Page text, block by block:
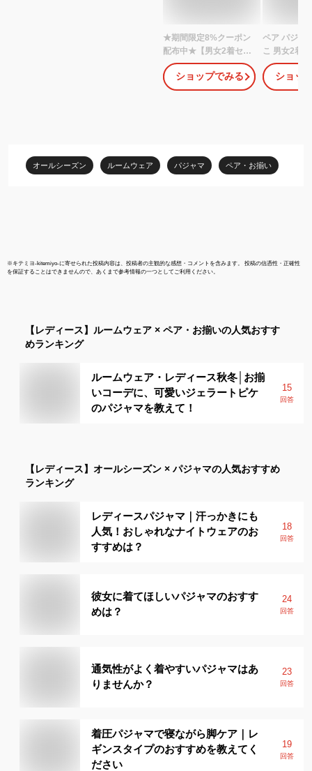
★期間限定8%クーポン
配布中★【男女2着セッ
トの価格★送料無料】
ペアパジャマ ベルベッ
ト カップル ペアルック
きい ネイビー 赤 結婚祝
い グレー 防寒 暖かい 厚
ショップでみる
ペア パジャ
こ 男女2着
プル ペア
長袖 ペアパ
モコ メンズ
フト カップ
ムウェア カ
ショッ
オールシーズン ルームウェア パジャマ ペア・お揃い
※キテミヨ-kitemiyo-に寄せられた投稿内容は、投稿者の主観的な感想・コメントを含みます。 投稿の信憑性・正確性
を保証することはできませんので、あくまで参考情報の一つとしてご利用ください。
【レディース】 ルームウェア × ペア・お揃いの人気おすす
めランキング
ルームウェア・レディース秋冬│お揃
いコーデに、可愛いジェラートピケ
のパジャマを教えて！
15
回答
【レディース】 オールシーズン × パジャマの人気おすすめ
ランキング
レディースパジャマ｜汗っかきにも
人気！おしゃれなナイトウェアのお
すすめは？
18
回答
彼女に着てほしいパジャマのおすす
めは？
24
回答
通気性がよく着やすいパジャマはあ
りませんか？
23
回答
着圧パジャマで寝ながら脚ケア｜レ
ギンスタイプのおすすめを教えてく
ださい
19
回答